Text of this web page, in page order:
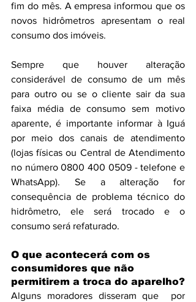
fim do mês. A empresa informou que os
novos hidrômetros apresentam o real
consumo dos imóveis.
Sempre que houver alteração
considerável de consumo de um mês
para outro ou se o cliente sair da sua
faixa média de consumo sem motivo
aparente, é importante informar à Iguá
por meio dos canais de atendimento
(lojas físicas ou Central de Atendimento
no número 0800 400 0509 - telefone e
WhatsApp). Se a alteração for
consequência de problema técnico do
hidrômetro, ele será trocado e o
consumo será refaturado.
O que acontecerá com os
consumidores que não
permitirem a troca do aparelho?
Alguns moradores disseram que  por